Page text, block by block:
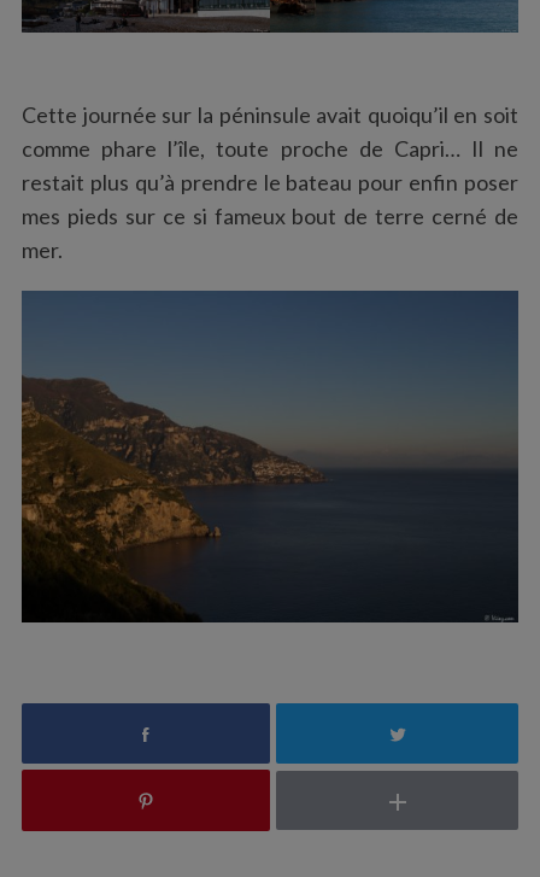
Cette journée sur la péninsule avait quoiqu’il en soit
comme phare l’île, toute proche de Capri… Il ne
restait plus qu’à prendre le bateau pour enfin poser
mes pieds sur ce si fameux bout de terre cerné de
mer.